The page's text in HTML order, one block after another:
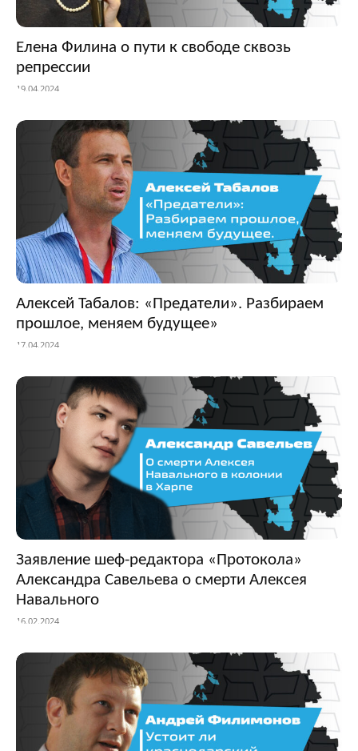
Елена Филина о пути к свободе сквозь
репрессии
19.04.2024
Алексей Табалов: «Предатели». Разбираем
прошлое, меняем будущее»
17.04.2024
Заявление шеф-редактора «Протокола»
Александра Савельева о смерти Алексея
Навального
16.02.2024